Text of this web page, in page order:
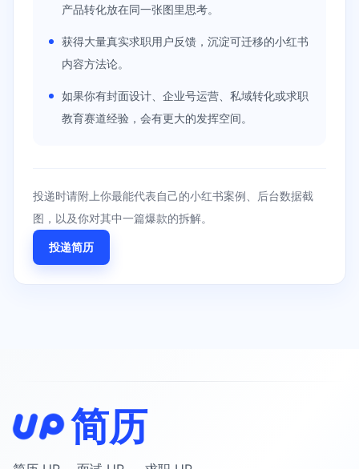
产品转化放在同一张图里思考。
获得大量真实求职用户反馈，沉淀可迁移的小红书
内容方法论。
如果你有封面设计、企业号运营、私域转化或求职
教育赛道经验，会有更大的发挥空间。
投递时请附上你最能代表自己的小红书案例、后台数据截
图，以及你对其中一篇爆款的拆解。
投递简历
简历